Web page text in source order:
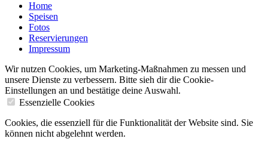
Home
Speisen
Fotos
Reservierungen
Impressum
Wir nutzen Cookies, um Marketing-Maßnahmen zu messen und
unsere Dienste zu verbessern. Bitte sieh dir die Cookie-
Einstellungen an und bestätige deine Auswahl.
Essenzielle Cookies
Cookies, die essenziell für die Funktionalität der Website sind. Sie
können nicht abgelehnt werden.